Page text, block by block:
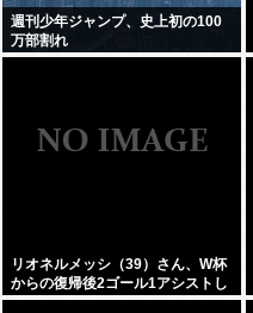
週刊少年ジャンプ、史上初の100
万部割れ
リオネルメッシ（39）さん、W杯
からの復帰後2ゴール1アシストし
てしまうwww